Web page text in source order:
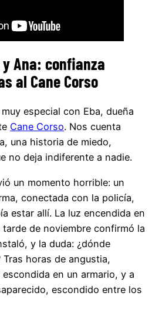
Ana: confianza
al Cane Corso
especial con Eba, dueña
Cane Corso. Nos cuenta
una historia de miedo,
no deja indiferente a nadie.
un momento horrible: un
conectada con la policía,
estar allí. La luz encendida en
de noviembre confirmó la
y la duda: ¿dónde
horas de angustia,
en un armario, y a
escondido entre los